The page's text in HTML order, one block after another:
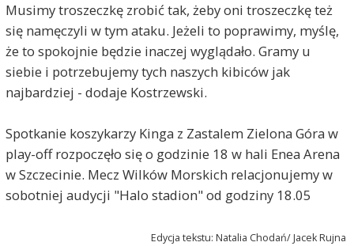
Musimy troszeczkę zrobić tak, żeby oni troszeczkę też
się namęczyli w tym ataku. Jeżeli to poprawimy, myślę,
że to spokojnie będzie inaczej wyglądało. Gramy u
siebie i potrzebujemy tych naszych kibiców jak
najbardziej - dodaje Kostrzewski.
Spotkanie koszykarzy Kinga z Zastalem Zielona Góra w
play-off rozpoczęło się o godzinie 18 w hali Enea Arena
w Szczecinie. Mecz Wilków Morskich relacjonujemy w
sobotniej audycji "Halo stadion" od godziny 18.05
Edycja tekstu: Natalia Chodań/ Jacek Rujna